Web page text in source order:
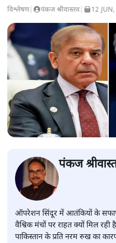
विश्लेषण| पंकज श्रीवास्तव 12
पंकज
ऑपरेशन सिंदूर में आतंकियों के सफाए
वैश्विक मंचों पर राहत क्यों मिल रही
पाकिस्तान के प्रति नरम रुख का